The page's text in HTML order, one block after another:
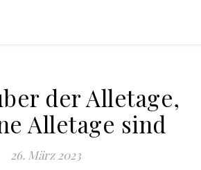
der Alletage,
Alletage sind
26. März 2023